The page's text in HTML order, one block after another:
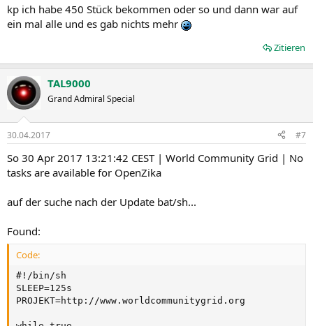
kp ich habe 450 Stück bekommen oder so und dann war auf
ein mal alle und es gab nichts mehr
Zitieren
TAL9000
Grand Admiral Special
30.04.2017 #7
So 30 Apr 2017 13:21:42 CEST | World Community Grid | No
tasks are available for OpenZika
auf der suche nach der Update bat/sh...
Found:
Code:
#!/bin/sh
SLEEP=125s
PROJEKT=http://www.worldcommunitygrid.org